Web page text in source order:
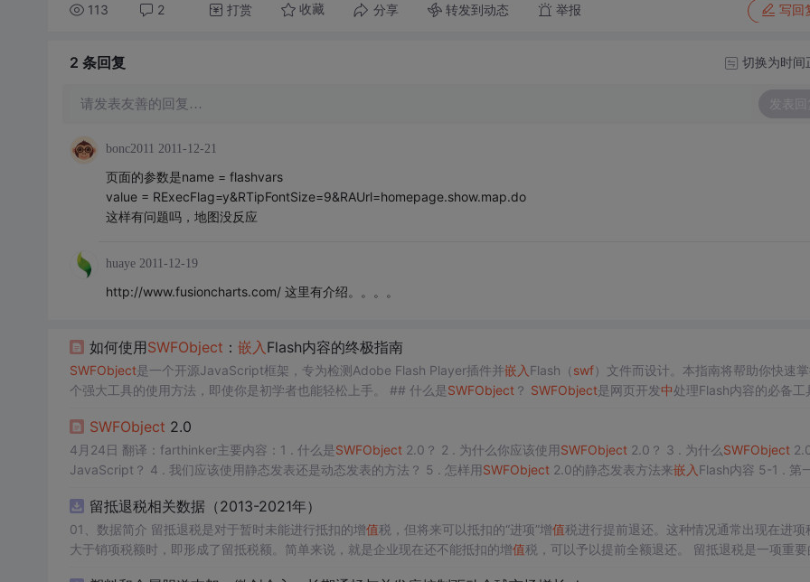
113 2 打赏 收藏 分享 转发到动态 举报 写回
2 条回复 切换为时间
请发表友善的回复… 发表回
bonc2011 2011-12-21
页面的参数是name = flashvars
value = RExecFlag=y&RTipFontSize=9&RAUrl=homepage.show.map.do
这样有问题吗，地图没反应
huaye 2011-12-19
http://www.fusioncharts.com/ 这里有介绍。。。。
如何使用SWFObject ： 嵌入 Flash内容的终极指南
SWFObject是一个开源JavaScript框架，专为检测Adobe Flash Player插件并嵌入 Flash（ swf）文件而设计。本指南将帮助你快速
个强大工具的使用方法，即使你是初学者也能轻松上手。 ## 什么是SWFObject？ SWFObject是网页开发中处理Flash内容的必备工
SWFObject 2.0
4月24日 翻译：farthinker主要内容：1 . 什么是SWFObject2.0？ 2 . 为什么你应该使用SWFObject2.0？ 3 . 为什么SWFObject
JavaScript？ 4 . 我们应该使用静态发表还是动态发表的方法？ 5 . 怎样用SWFObject2.0的静态发表方法来嵌入 Flash内容 5-1 . 第
留抵退税相关数据（2013-2021年）
01、数据简介 留抵退税是对于暂时未能进行抵扣的增值税，但将来可以抵扣的“进项”增值税进行提前退还。这种情况通常出现在进项
大于销项税额时，即形成了留抵税额。简单来说，就是企业现在还不能抵扣的增值税，可以予以提前全额退还。 留抵退税是一项重要的税